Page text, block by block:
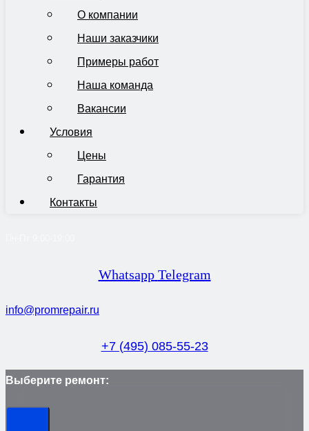
О компании
Наши заказчики
Примеры работ
Наша команда
Вакансии
Условия
Цены
Гарантия
Контакты
Whatsapp Telegram
info@promrepair.ru
+7 (495) 085-55-23
Выберите ремонт: